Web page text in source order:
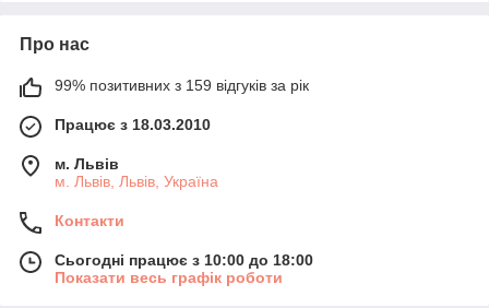
Про нас
99% позитивних з 159 відгуків за рік
Працює з 18.03.2010
м. Львів
м. Львів, Львів, Україна
Контакти
Сьогодні працює з 10:00 до 18:00
Показати весь графік роботи